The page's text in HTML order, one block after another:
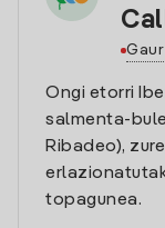
Ongi etorri
salmenta-
Ribadeo),
topagunea.